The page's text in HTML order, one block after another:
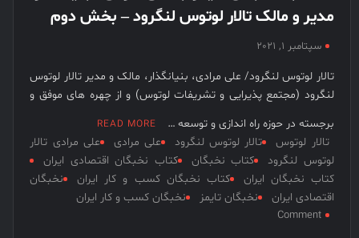
نخبگان
ورزش
کتاب
نخبگان
کسب و
مدیر و مالک تالار لوتوس لنگرود – بخش دوم
سپتامبر 1, 2021
تالار لوتوس لنگرود/ علی مرادی، بنیانگذار، مالک و مدیر تالار لوتوس
لنگرود (مجتمع پذیرایی و تشریفات لوتوس) و از چهره های موفق و
برجسته در حوزه راه اندازی و توسعه …
READ MORE
تالار لوتوس تالار لوتوس لنگرود علی مرادی
علی مرادی تالار
لوتوس لنگرود
کتاب نخبگان
کتاب نخبگان اقتصادی ایران
کتاب نخبگان ایران
کتاب نخبگان کسب و کار ایران
نخبگان
اقتصادی ایران
نخبگان تایمز نخبگان کسب و کار ایران
Comment